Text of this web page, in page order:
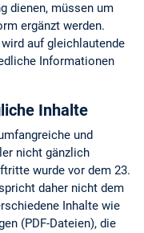
dienen, müssen um
ergänzt werden.
auf gleichlautende
Informationen
Inhalte
und
nicht gänzlich
wurde vor dem 23.
daher nicht dem
Inhalte wie
(PDF-Dateien), die